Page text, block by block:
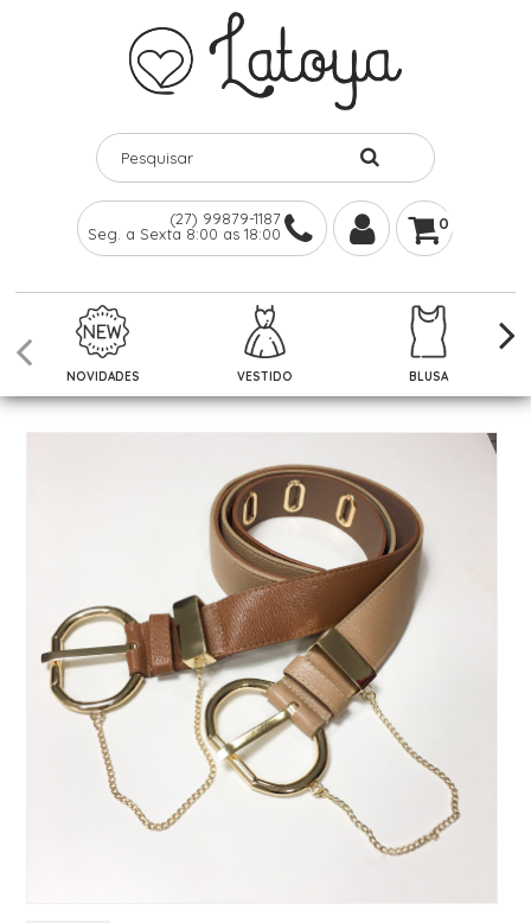
(27) 99879-1187
Seg. a Sexta 8:00 as 18:00
0
NOVIDADES VESTIDO BLUSA